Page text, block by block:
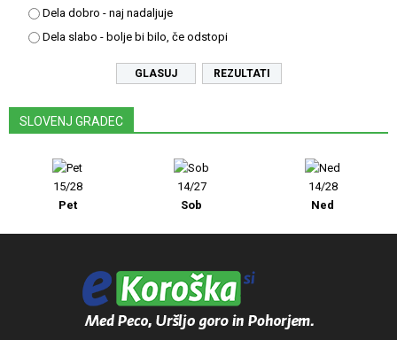
Dela dobro - naj nadaljuje
Dela slabo - bolje bi bilo, če odstopi
REZULTATI
SLOVENJ GRADEC
15/28
Pet
14/27
Sob
14/28
Ned